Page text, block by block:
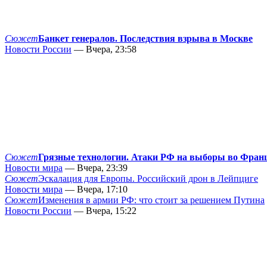
СюжетБанкет генералов. Последствия взрыва в Москве
Новости России — Вчера, 23:58
СюжетГрязные технологии. Атаки РФ на выборы во
Новости мира — Вчера, 23:39
СюжетЭскалация для Европы. Российский дрон в Лейпциге
Новости мира — Вчера, 17:10
СюжетИзменения в армии РФ: что стоит за решением Путина
Новости России — Вчера, 15:22